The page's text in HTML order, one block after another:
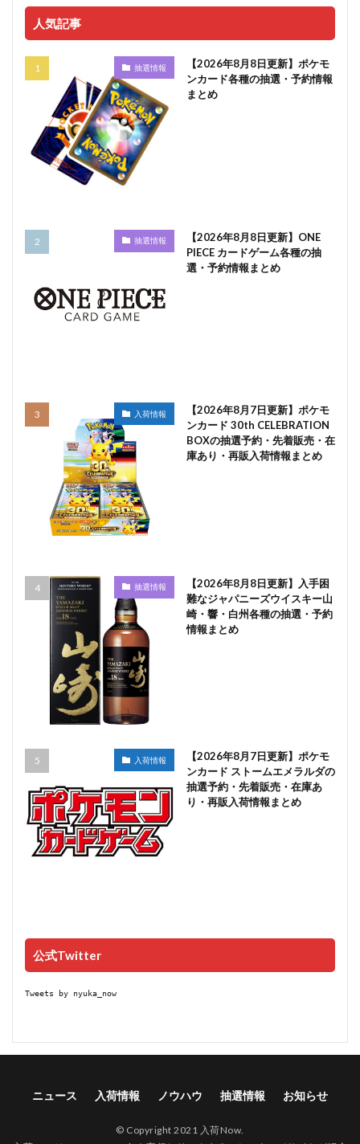
人気記事
抽選情報
【2026年8月8日更新】ポケモ
ンカード各種の抽選・予約情報
まとめ
抽選情報
【2026年8月8日更新】ONE
PIECE カードゲーム各種の抽
選・予約情報まとめ
入荷情報
【2026年8月7日更新】ポケモ
ンカード 30th CELEBRATION
BOXの抽選予約・先着販売・在
庫あり・再販入荷情報まとめ
抽選情報
【2026年8月8日更新】入手困
難なジャパニーズウイスキー山
崎・響・白州各種の抽選・予約
情報まとめ
入荷情報
【2026年8月7日更新】ポケモ
ンカード ストームエメラルダの
抽選予約・先着販売・在庫あ
り・再販入荷情報まとめ
公式Twitter
Tweets by nyuka_now
ニュース 入荷情報 ノウハウ 抽選情報 お知らせ
© Copyright 2021 入荷Now.